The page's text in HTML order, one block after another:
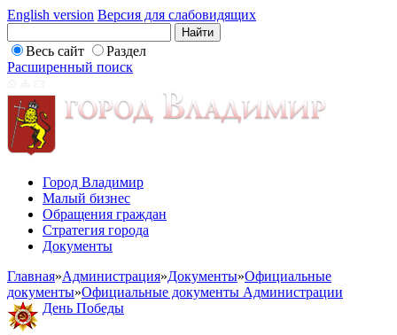
English version Версия для слабовидящих
Весь сайт
Раздел
Расширенный поиск
Город Владимир
Малый бизнес
Обращения граждан
Стратегия города
Документы
Главная»Администрация»Документы»Официальные
документы»Официальные документы Администрации
День Победы